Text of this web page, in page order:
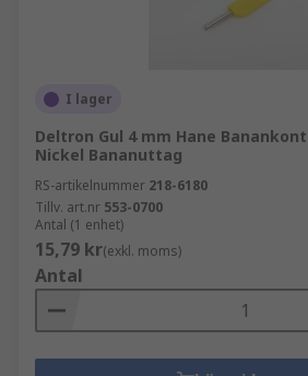
I lager
Deltron Gul 4 mm Hane
Nickel Bananuttag
RS-artikelnummer 218-6180
Tillv. art.nr 553-0700
Antal (1 enhet)
15,79 kr(exkl. moms)
Antal